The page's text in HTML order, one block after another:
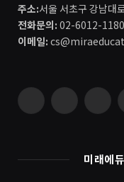
주소:서울 서초구 강남대
전화문의: 02-6012-1180
이메일:
InstagramVimeo
미래에